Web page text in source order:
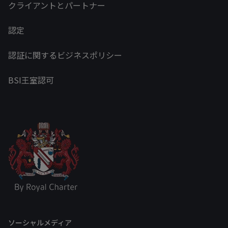
クライアントとパートナー
認定
認証に関するビジネスポリシー
BSI王室認可
ソーシャルメディア